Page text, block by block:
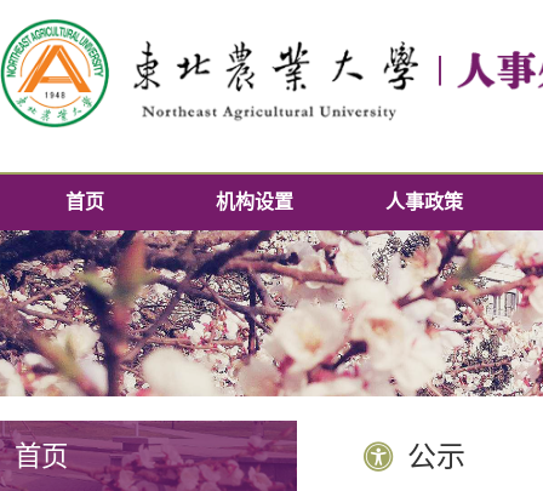
首页 机构设置 人事政策
首页 公示